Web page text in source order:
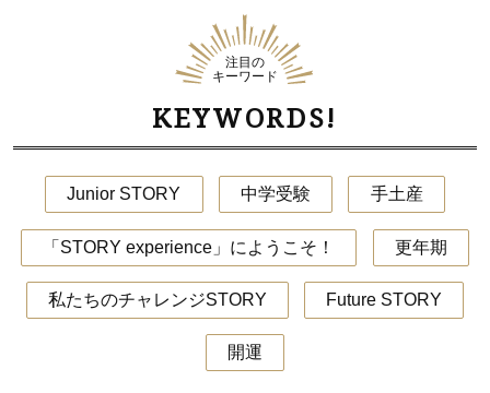
注目の
キーワード
KEYWORDS!
Junior STORY 中学受験 手土産
「STORY experience」にようこそ！ 更年期
私たちのチャレンジSTORY Future STORY
開運